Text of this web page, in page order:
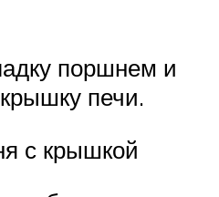
поршнем и
печи.
с крышкой